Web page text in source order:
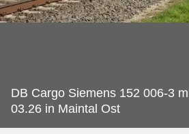
DB Cargo Siemens 152 006-3
03.26 in Maintal Ost